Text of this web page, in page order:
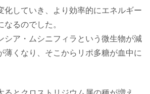
化していき、より効率的にエネルギー
なるのでした。
シア・ムシニフィラという微生物が減
薄くなり、そこからリポ多糖が血中に